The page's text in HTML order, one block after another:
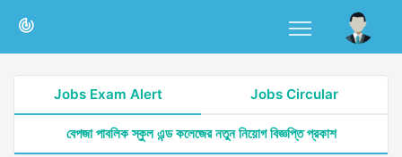
Jobs Exam Alert Jobs Circular
বেপজা পাবলিক স্কুল এন্ড কলেজের নতুন নিয়োগ বিজ্ঞপ্তি প্রকাশ